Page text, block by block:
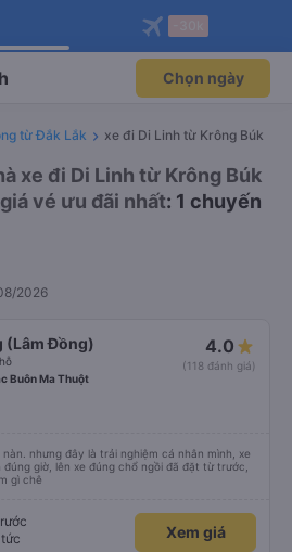
Vexere ngay!
đãi thành viên độc
Mở app
Vexere
khi đặt vé máy bay qua
Mở app
Chọn ngày
từ Đắk Lắk xe đi Di Linh từ Krông Búk
xe đi Di Linh từ Krông Búk
vé ưu đãi nhất: 1 chuyến
2026
(Lâm Đồng) 4.0
(118 đánh giá)
Buôn Ma Thuột
nhưng đây là trải nghiệm cá nhân mình, xe
giờ, lên xe đúng chổ ngồi đã đặt từ trước,
gì chê
Xem giá